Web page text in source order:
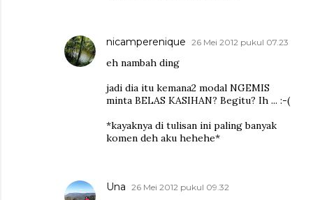
nicamperenique 26 Mei 2012 pukul 07.23
eh nambah ding
jadi dia itu kemana2 modal NGEMIS
minta BELAS KASIHAN? Begitu? Ih ... :-(
*kayaknya di tulisan ini paling banyak
komen deh aku hehehe*
Una 26 Mei 2012 pukul 09.32